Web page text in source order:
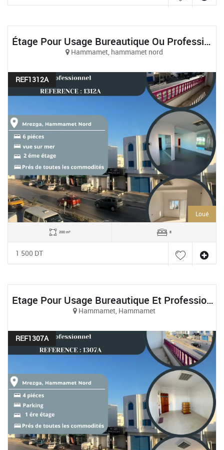
Étage Pour Usage Bureautique Ou Professionnel À Hammamet Nord
Hammamet, hammamet nord
REF1312A
Loué
200 m² 8
1 500 DT
Etage Pour Usage Bureautique Et Professionnel À Hammamet Nord
Hammamet, Hammamet
REF1307A